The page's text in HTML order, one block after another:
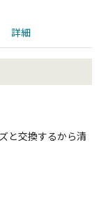
詳細
と交換するから清